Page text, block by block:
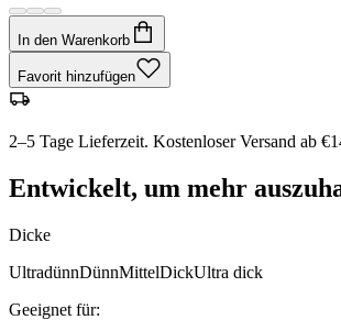
In den Warenkorb
Favorit hinzufügen
2–5 Tage Lieferzeit. Kostenloser Versand ab
Entwickelt, um mehr
Dicke
UltradünnDünnMittelDickUltra dick
Geeignet für: